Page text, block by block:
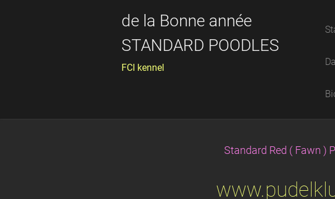
de la Bonne année
STANDARD POODLES
FCI kennel
Standard Red ( Fawn )